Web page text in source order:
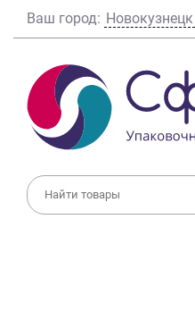
Ваш город: Новокузнецк